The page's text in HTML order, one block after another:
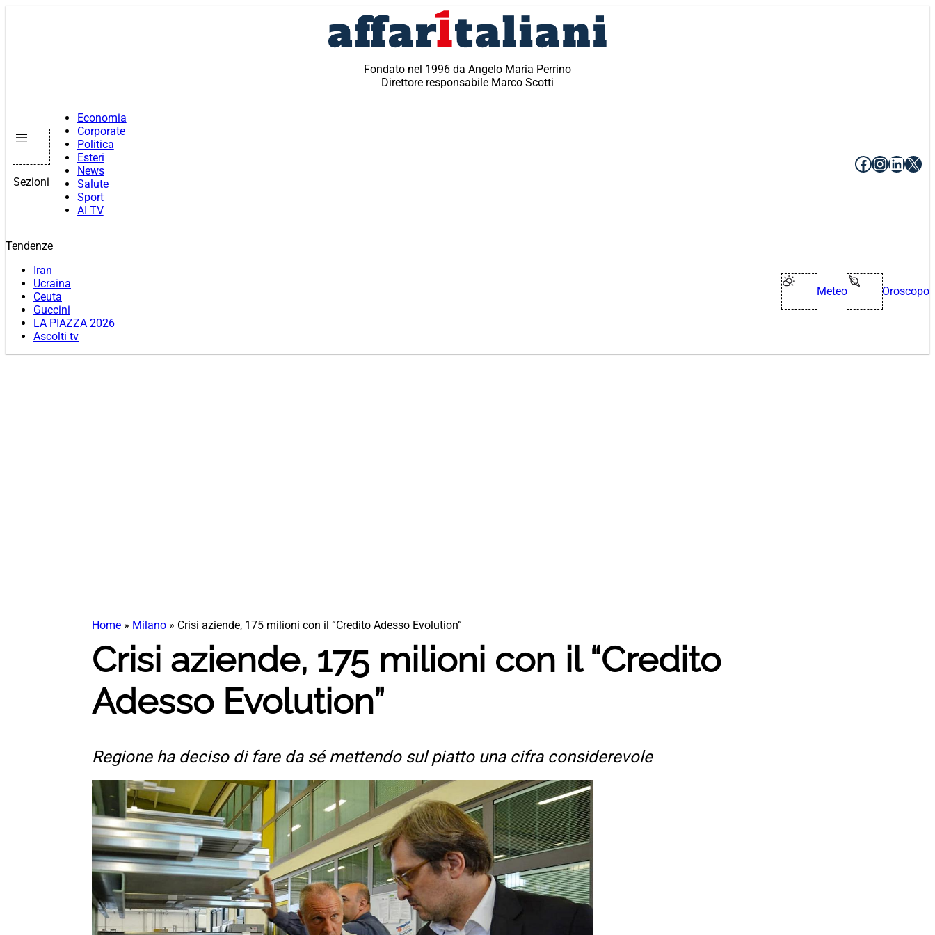
Fondato nel 1996 da Angelo Maria Perrino
Direttore responsabile Marco Scotti
Sezioni
Economia
Corporate
Politica
Esteri
News
Salute
Sport
AI TV
Facebook
X
Tendenze
Iran
Ucraina
Ceuta
Guccini
LA PIAZZA 2026
Ascolti tv
Meteo Oroscopo
Home » Milano » Crisi aziende, 175 milioni con il “Credito Adesso Evolution”
Crisi aziende, 175 milioni con il “Credito
Adesso Evolution”
Regione ha deciso di fare da sé mettendo sul piatto una cifra considerevole